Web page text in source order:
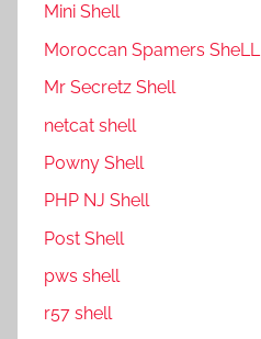
Mini Shell
Moroccan Spamers SheLL
Mr Secretz Shell
netcat shell
P0wny Shell
PHP NJ Shell
Post Shell
pws shell
r57 shell